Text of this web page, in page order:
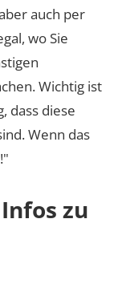
auch per
wo Sie
Wichtig ist
dass diese
Wenn das
zu